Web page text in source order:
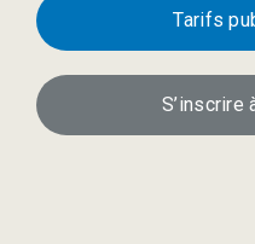
Tarifs
S’inscrire